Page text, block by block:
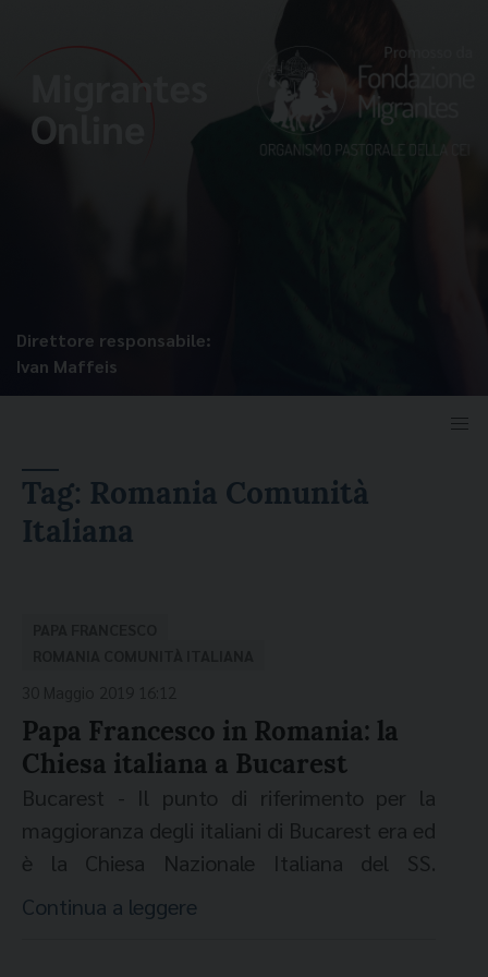
Direttore responsabile:
Ivan Maffeis
Tag: Romania Comunità
Italiana
Papa Francesco in Romania: la
Chiesa italiana a Bucarest
Bucarest - Il punto di riferimento per la
maggioranza degli italiani di Bucarest era ed
è la Chiesa Nazionale Italiana del SS.
Redentore, edificata nel centro della città
nel 1916, su terreno donato dallo Stato
Continua a leggere